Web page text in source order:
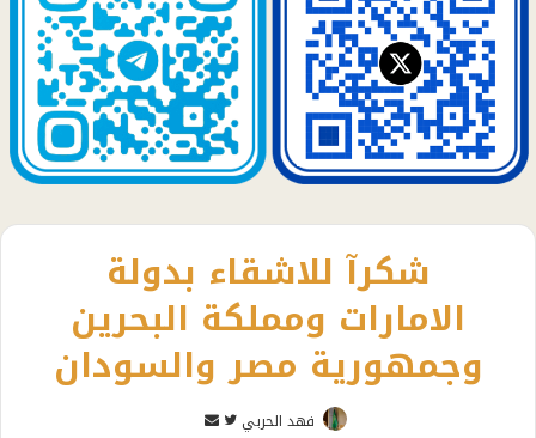
شكرآ للاشقاء بدولة
الامارات ومملكة البحرين
وجمهورية مصر والسودان
فهد الحربي
تابعأرسل